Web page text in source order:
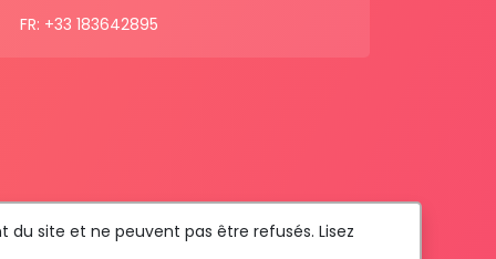
FR: +33 183642895
site et ne peuvent pas être refusés. Lisez